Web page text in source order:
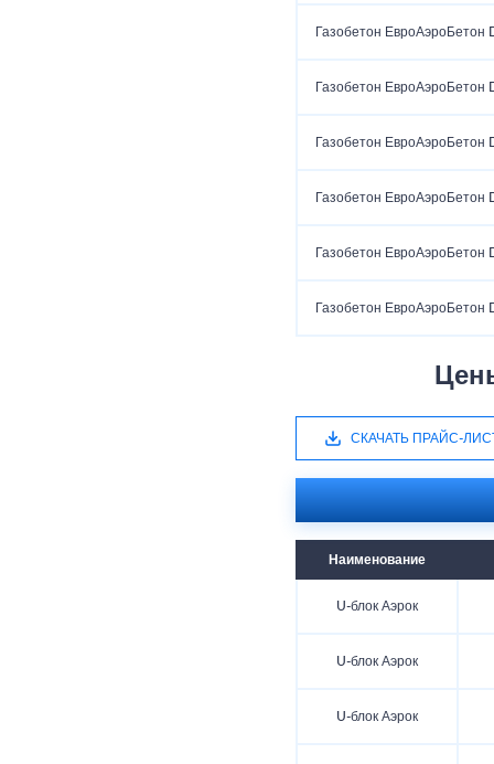
Газобетон ЕвроАэроБетон
Газобетон ЕвроАэроБетон
Газобетон ЕвроАэроБетон
Газобетон ЕвроАэроБетон
Газобетон ЕвроАэроБетон
Газобетон ЕвроАэроБетон
СКАЧАТЬ ПРАЙС-
Наименование
U-блок Аэрок
U-блок Аэрок
U-блок Аэрок